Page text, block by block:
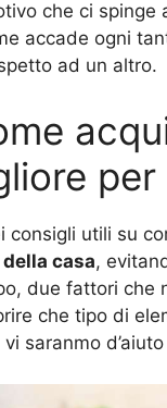
che ci spinge
accade ogni
ad un altro.
utili su
casa,
due fattori che
che tipo di
saranmo